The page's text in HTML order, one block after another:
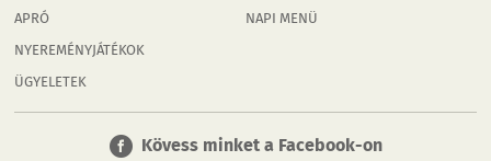
APRÓ
NYEREMÉNYJÁTÉKOK
ÜGYELETEK
NAPI MENÜ
Kövess minket a Facebook-on